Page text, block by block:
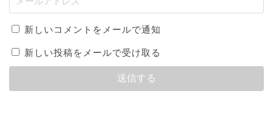
新しいコメントをメールで通知
新しい投稿をメールで受け取る